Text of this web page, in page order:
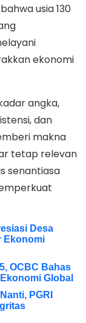
usia 130
ekonomi
angka,
dan
makna
tetap relevan
senantiasa
Desa
Ekonomi
OCBC Bahas
Global
PGRI